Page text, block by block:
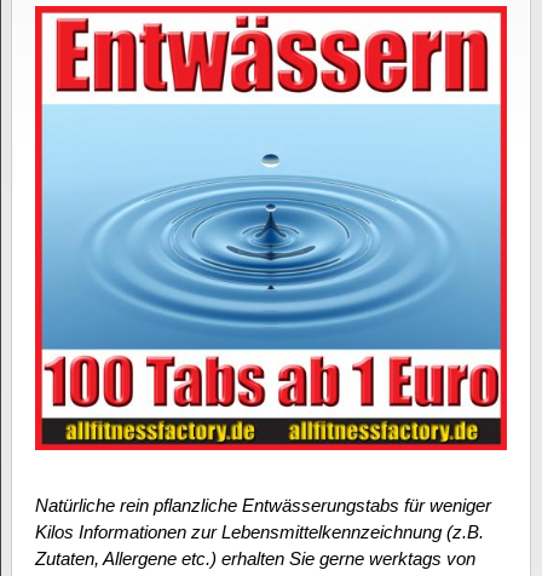
Natürliche rein pflanzliche Entwässerungstabs für weniger
Kilos Informationen zur Lebensmittelkennzeichnung (z.B.
Zutaten, Allergene etc.) erhalten Sie gerne werktags von